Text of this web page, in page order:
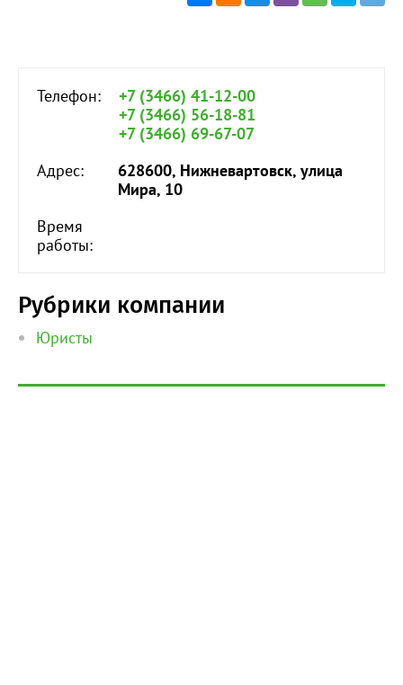
Телефон:
+7 (3466) 41-12-00
+7 (3466) 56-18-81
+7 (3466) 69-67-07
Адрес:
628600, Нижневартовск, улица
Мира, 10
Время
работы:
Рубрики компании
Юристы